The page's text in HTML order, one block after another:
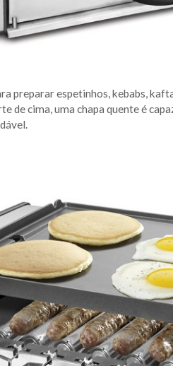
preparar espetinhos, kebabs,
de cima, uma chapa quente é